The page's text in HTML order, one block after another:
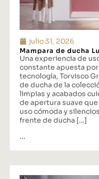
julio 31, 2026
Mampara de ducha
Una experiencia de
constante apuesta
tecnología, Torvisco
de ducha de la
limpias y acabados
de apertura suave
uso cómoda y
frente de ducha […]
...